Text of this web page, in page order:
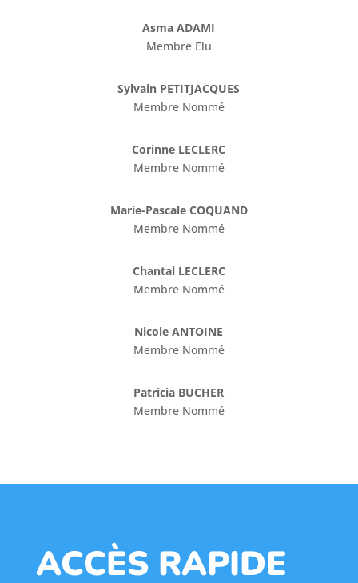
Asma ADAMI
Membre Elu
Sylvain PETITJACQUES
Membre Nommé
Corinne LECLERC
Membre Nommé
Marie-Pascale COQUAND
Membre Nommé
Chantal LECLERC
Membre Nommé
Nicole ANTOINE
Membre Nommé
Patricia BUCHER
Membre Nommé
ACCÈS RAPIDE